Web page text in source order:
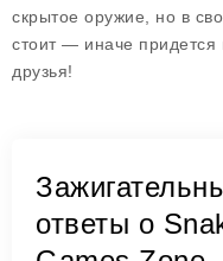
скрытое оружие, но в
стоит — иначе придется
друзья!
ответы о